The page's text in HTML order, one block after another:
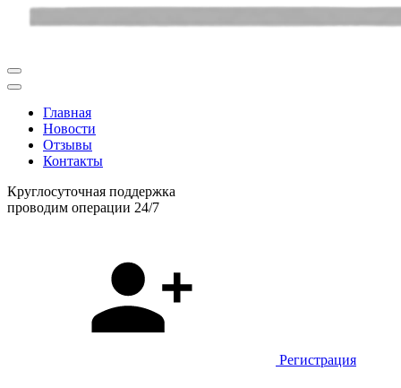
Главная
Новости
Отзывы
Контакты
Круглосуточная поддержка
проводим операции 24/7
Регистрация